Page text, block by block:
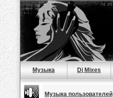
Музыка Dj Mixes
Музыка пользователей